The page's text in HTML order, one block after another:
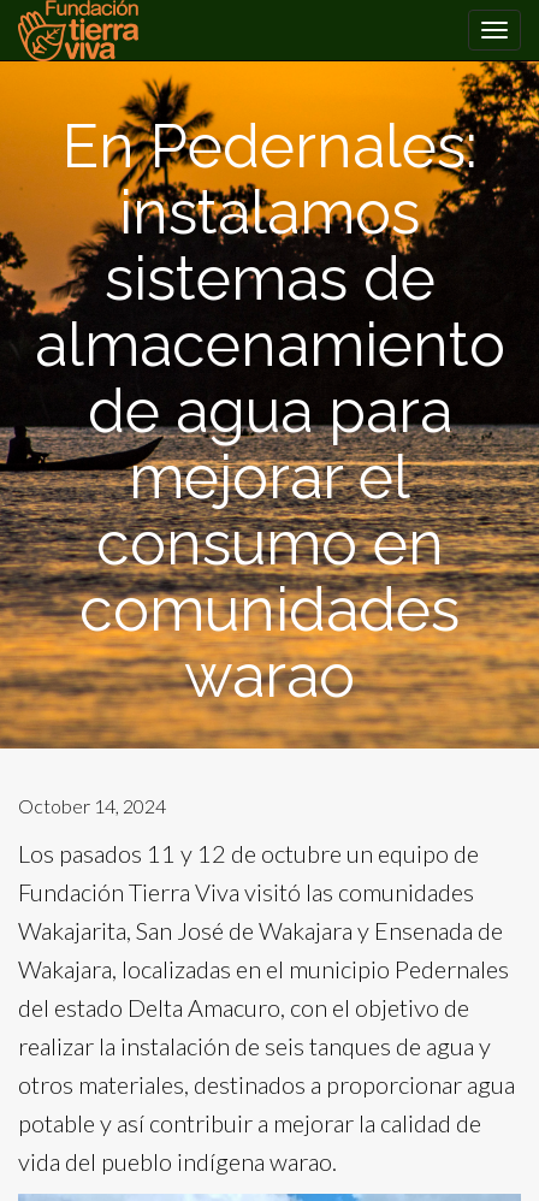
contentEn Pedernales:
instalamos
sistemas de
almacenamiento
de agua para
mejorar el
consumo en
comunidades
warao
October 14, 2024
Los pasados 11 y 12 de octubre un equipo de
Fundación Tierra Viva visitó las comunidades
Wakajarita, San José de Wakajara y Ensenada de
Wakajara, localizadas en el municipio Pedernales
del estado Delta Amacuro, con el objetivo de
realizar la instalación de seis tanques de agua y
otros materiales, destinados a proporcionar agua
potable y así contribuir a mejorar la calidad de
vida del pueblo indígena warao.